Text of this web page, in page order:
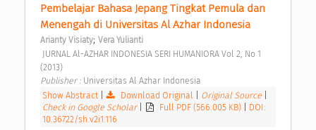
Pembelajar Bahasa Jepang Tingkat Pemula dan
Menengah di Universitas Al Azhar Indonesia
Arianty Visiaty; Vera Yulianti
(2013)
Publisher : Universitas Al Azhar Indonesia
Show Abstract| Download Original Original Source
Check in Google Scholar
Full PDF (566.005 KB)
DOI:
10.36722/sh.v2i1.116